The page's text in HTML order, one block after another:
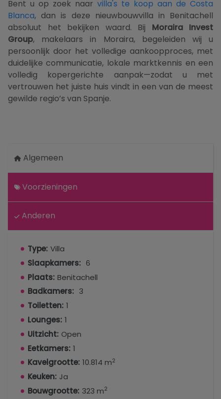
Bent u op zoek naar villa's te koop aan de Costa
Blanca, dan is deze nieuwbouwvilla in Benitachell
absoluut het bekijken waard. Bij Moraira Invest
Group, makelaars in Moraira, begeleiden wij u
persoonlijk door het volledige aankoopproces, met
duidelijke communicatie, lokale marktkennis en een
volledig kopergerichte aanpak—zodat u met
vertrouwen het juiste huis vindt in een van de meest
gewilde regio’s van Spanje.
Algemeen
Voorzieningen
Anderen
Type: Villa
Slaapkamers: 6
Plaats: Benitachell
Badkamers: 3
Toiletten: 1
Lounges: 1
Uitzicht: Open
Eetkamers: 1
Kavelgrootte: 10.814 m2
Keuken: Ja
Bouwgrootte: 323 m2